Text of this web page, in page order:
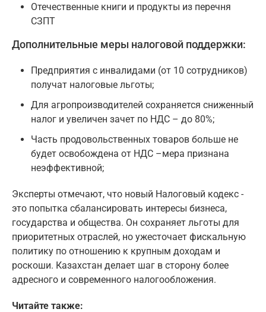
Отечественные книги и продукты из перечня
СЗПТ
Дополнительные меры налоговой поддержки:
Предприятия с инвалидами (от 10 сотрудников)
получат налоговые льготы;
Для агропроизводителей сохраняется сниженный
налог и увеличен зачет по НДС – до 80%;
Часть продовольственных товаров больше не
будет освобождена от НДС –мера признана
неэффективной;
Эксперты отмечают, что новый Налоговый кодекс -
это попытка сбалансировать интересы бизнеса,
государства и общества. Он сохраняет льготы для
приоритетных отраслей, но ужесточает фискальную
политику по отношению к крупным доходам и
роскоши. Казахстан делает шаг в сторону более
адресного и современного налогообложения.
Читайте также: